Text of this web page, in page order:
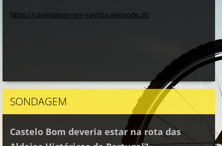
https://castelobom-em-revista.webnode.pt/
SONDAGEM
Castelo Bom deveria estar na rota das